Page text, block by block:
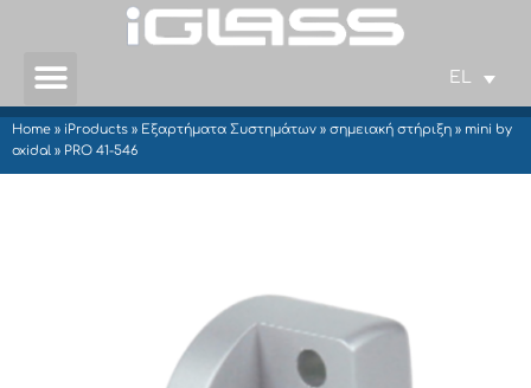
EL
Home » iProducts » Εξαρτήματα Συστημάτων » σημειακή στήριξη » mini by
oxidal » PRO 41-546